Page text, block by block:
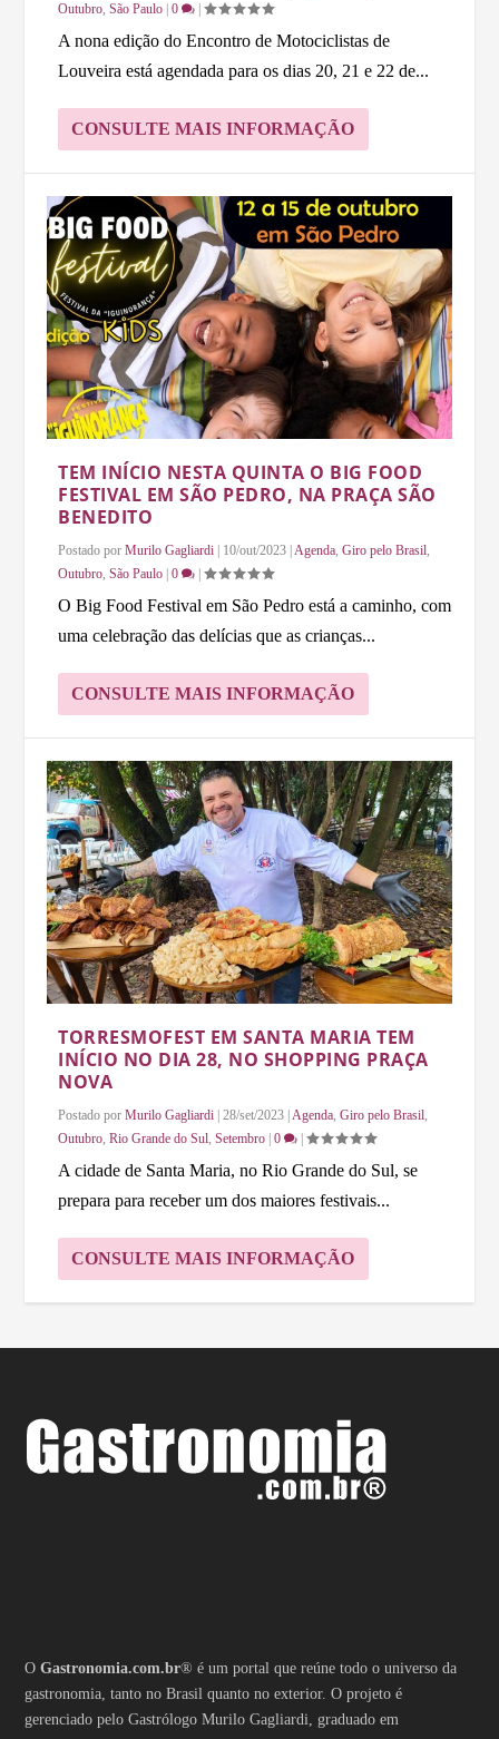
Outubro,São Paulo |0 |
A nona edição do Encontro de Motociclistas de
Louveira está agendada para os dias 20, 21 e 22 de...
CONSULTE MAIS INFORMAÇÃO
TEM INÍCIO NESTA QUINTA O BIG FOOD
FESTIVAL EM SÃO PEDRO, NA PRAÇA SÃO
BENEDITO
Postado porMurilo Gagliardi 10/out/2023 |Agenda,Giro pelo Brasil,
Outubro,São Paulo |0 |
O Big Food Festival em São Pedro está a caminho, com
uma celebração das delícias que as crianças...
CONSULTE MAIS INFORMAÇÃO
TORRESMOFEST EM SANTA MARIA TEM
INÍCIO NO DIA 28, NO SHOPPING PRAÇA
NOVA
Postado porMurilo Gagliardi |28/set/2023 | Agenda ,Giro pelo Brasil
Outubro ,Rio Grande do Sul ,Setembro |0 |
A cidade de Santa Maria, no Rio Grande do Sul, se
prepara para receber um dos maiores festivais...
CONSULTE MAIS INFORMAÇÃO
OGastronomia.com.br® é um portal que reúne todo o universo da
gastronomia, tanto no Brasil quanto no exterior. O projeto é
gerenciado pelo Gastrólogo Murilo Gagliardi, graduado em